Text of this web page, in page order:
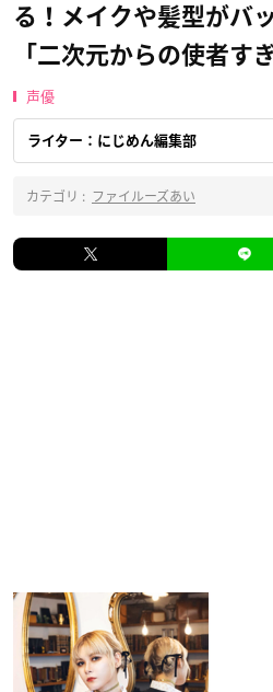
る！メイクや髪型がバ
「二次元からの使者す
声優
ライター：にじめん編集部
カテゴリ : ファイルーズあい